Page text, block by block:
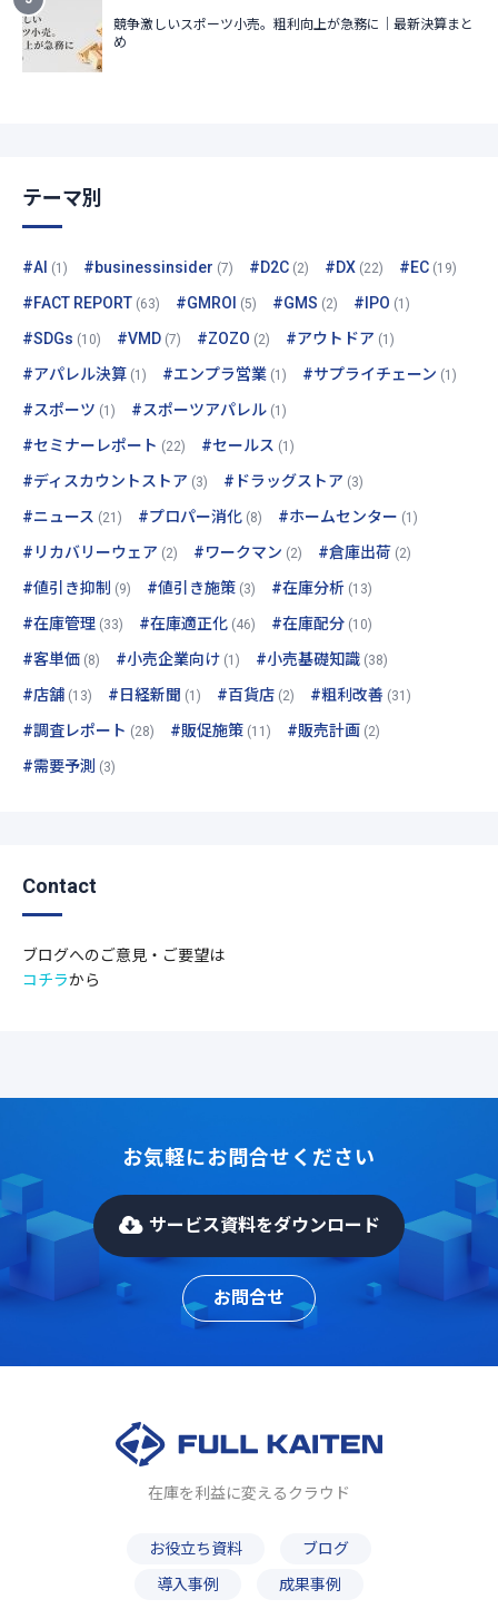
テーマ別
#AI (1) #businessinsider (7) #D2C (2) #DX (22) #EC (19)
#FACT REPORT (63) #GMROI (5) #GMS (2) #IPO (1)
#SDGs (10) #VMD (7) #ZOZO (2) #アウトドア (1)
#アパレル決算 (1) #エンプラ営業 (1) #サプライチェーン (1)
#スポーツ (1) #スポーツアパレル (1)
#セミナーレポート (22) #セールス (1)
#ディスカウントストア (3) #ドラッグストア (3)
#ニュース (21) #プロパー消化 (8) #ホームセンター (1)
#リカバリーウェア (2) #ワークマン (2) #倉庫出荷 (2)
#値引き抑制 (9) #値引き施策 (3) #在庫分析 (13)
#在庫管理 (33) #在庫適正化 (46) #在庫配分 (10)
#客単価 (8) #小売企業向け (1) #小売基礎知識 (38)
#店舗 (13) #日経新聞 (1) #百貨店 (2) #粗利改善 (31)
#調査レポート (28) #販促施策 (11) #販売計画 (2)
#需要予測 (3)
Contact
ブログへのご意見・ご要望は
コチラから
お気軽にお問合せください
サービス資料をダウンロード
お問合せ
在庫を利益に変えるクラウド
お役立ち資料
ブログ
導入事例
成果事例